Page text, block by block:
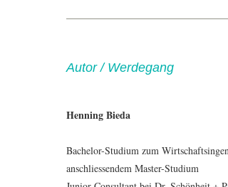
Autor / Werdegang
Henning Bieda
Bachelor-Studium zum
anschliessendem Master-Studium